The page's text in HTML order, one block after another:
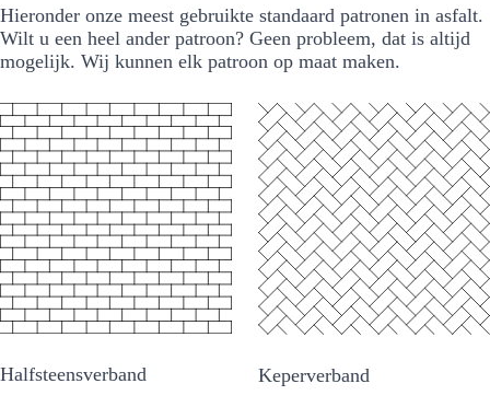
Hieronder onze meest gebruikte standaard patronen in asfalt.
Wilt u een heel ander patroon? Geen probleem, dat is altijd
mogelijk. Wij kunnen elk patroon op maat maken.
Halfsteensverband Keperverband